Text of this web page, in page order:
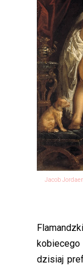
Jacob
dzisiaj